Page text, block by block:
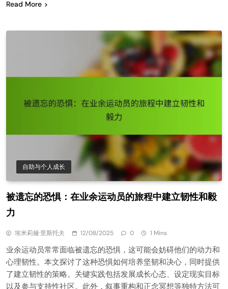
Read More
自助与个人成长
被遗忘的恐惧：在业余运动员的旅程中建立韧性和毅
力
埃米莉娅·里斯托夫 12/08/2025 0 1 Mins
业余运动员常常面临被遗忘的恐惧，这可能会妨碍他们的动力和
心理韧性。本文探讨了这种恐惧如何培养坚韧和决心，同时提供
了建立韧性的策略。关键实践包括发展成长心态、设定现实目标
以及参与支持性社区。此外，叙事重构和正念冥想等独特方法可